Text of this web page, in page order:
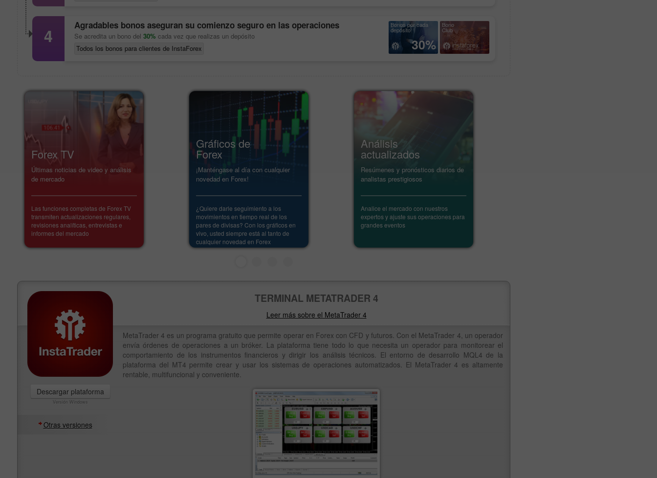
4 Agradables bonos aseguran su comienzo seguro en las operaciones
Se acredita un bono del 30% cada vez que realizas un depósito
Todos los bonos para clientes de InstaForex
Bonos por cada
depósito
30%
Bono
Club
Forex TV
Últimas noticias de video y análisis
de mercado
Las funciones completas de Forex TV
transmiten actualizaciones regulares,
revisiones analíticas, entrevistas e
informes del mercado
Gráficos de
Forex
¡Manténgase al día con cualquier
novedad en Forex!
¿Quiere darle seguimiento a los
movimientos en tiempo real de los
pares de divisas? Con los gráficos en
vivo, usted siempre está al tanto de
cualquier novedad en Forex
Análisis
actualizados
Resúmenes y pronósticos diarios de
analistas prestigiosos
Analice el mercado con nuestros
expertos y ajuste sus operaciones para
grandes eventos
Descargar plataforma
Versión Windows
Otras versiones
TERMINAL METATRADER 4
Leer más sobre el MetaTrader 4
MetaTrader 4 es un programa gratuito que permite operar en Forex con CFD y futuros. Con el MetaTrader 4, un operador
envía órdenes de operaciones a un bróker. La plataforma tiene todo lo que necesita un operador para monitorear el
comportamiento de los instrumentos financieros y dirigir los análisis técnicos. El entorno de desarrollo MQL4 de la
plataforma del MT4 permite crear y usar los sistemas de operaciones automatizados. El MetaTrader 4 es altamente
rentable, multifuncional y conveniente.